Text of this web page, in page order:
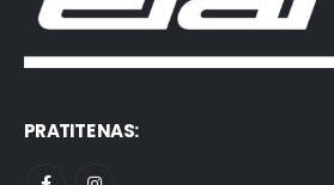
PRATITE NAS: